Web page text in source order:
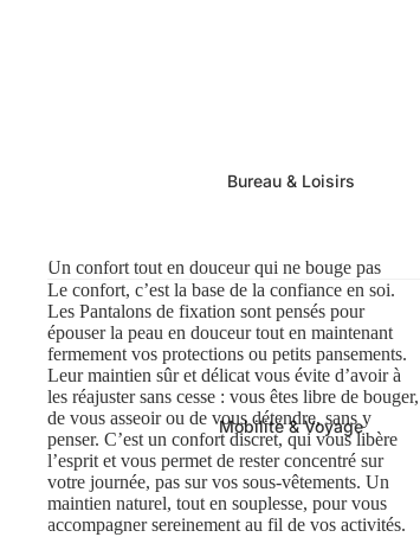
Bureau & Loisirs
Mobilité & Voyage
Un confort tout en douceur qui ne bouge pas
Le confort, c’est la base de la confiance en soi.
Les Pantalons de fixation sont pensés pour
épouser la peau en douceur tout en maintenant
fermement vos protections ou petits pansements.
Leur maintien sûr et délicat vous évite d’avoir à
les réajuster sans cesse : vous êtes libre de bouger,
de vous asseoir ou de vous détendre, sans y
penser. C’est un confort discret, qui vous libère
l’esprit et vous permet de rester concentré sur
votre journée, pas sur vos sous-vêtements. Un
maintien naturel, tout en souplesse, pour vous
accompagner sereinement au fil de vos activités.